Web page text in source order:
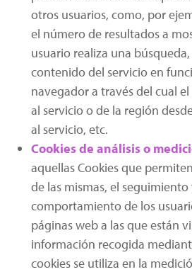
otros usuarios, como, por
el número de resultados a
usuario realiza una
contenido del servicio en
navegador a través del cual
al servicio o de la región
al servicio, etc.
Cookies de análisis o
aquellas Cookies que
de las mismas, el seguimiento
comportamiento de los
páginas web a las que están
información recogida
cookies se utiliza en la